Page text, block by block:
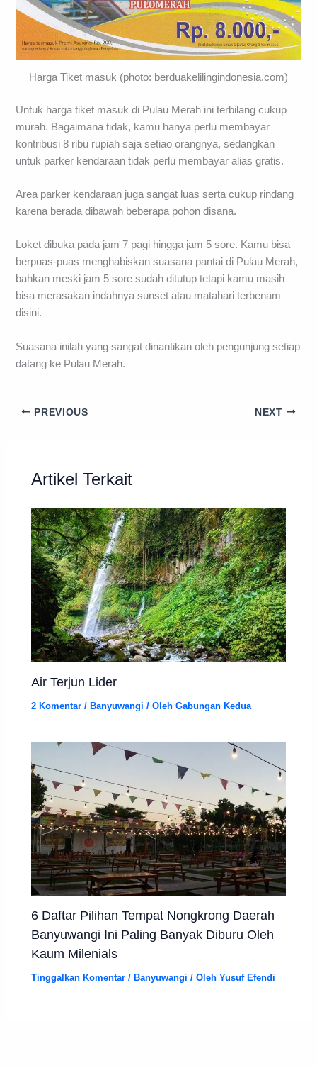
Harga Tiket masuk (photo: berduakelilingindonesia.com)
Untuk harga tiket masuk di Pulau Merah ini terbilang cukup
murah. Bagaimana tidak, kamu hanya perlu membayar
kontribusi 8 ribu rupiah saja setiao orangnya, sedangkan
untuk parker kendaraan tidak perlu membayar alias gratis.
Area parker kendaraan juga sangat luas serta cukup rindang
karena berada dibawah beberapa pohon disana.
Loket dibuka pada jam 7 pagi hingga jam 5 sore. Kamu bisa
berpuas-puas menghabiskan suasana pantai di Pulau Merah,
bahkan meski jam 5 sore sudah ditutup tetapi kamu masih
bisa merasakan indahnya sunset atau matahari terbenam
disini.
Suasana inilah yang sangat dinantikan oleh pengunjung setiap
datang ke Pulau Merah.
PREVIOUS NEXT
Artikel Terkait
Air Terjun Lider
2 Komentar / Banyuwangi / OlehGabungan Kedua
6 Daftar Pilihan Tempat Nongkrong Daerah
Banyuwangi Ini Paling Banyak Diburu Oleh
Kaum Milenials
Tinggalkan Komentar / Banyuwangi / OlehYusuf Efendi